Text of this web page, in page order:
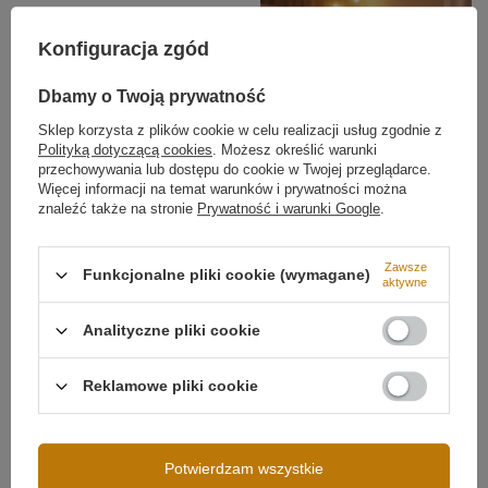
Design i trwałość
Aluminiowa oprawa w złotym wykończeniu nadaje
lampie luksusowego charakteru, a jednocześnie
skutecznie odprowadza ciepło, co wydłuża żywotność
LED. Orbit No.4 w kolorze złotym to ponadczasowe
apartamentach premium i eleganckich aranżacjach
wnętrz.
Napięcie wejściowe 230V
Moc lampy 138W
Konfiguracja zgód
Dbamy o Twoją prywatność
Sklep korzysta z plików cookie w celu realizacji usług zgodnie z
Polityką dotyczącą cookies. Możesz określić warunki
przechowywania lub dostępu do cookie w Twojej przeglądarce.
Więcej informacji na temat warunków i prywatności można
znaleźć także na stronie Prywatność i warunki Google.
Funkcjonalne pliki cookie (wymagane)
Zawsze
aktywne
Analityczne pliki cookie
Reklamowe pliki cookie
Potwierdzam wszystkie